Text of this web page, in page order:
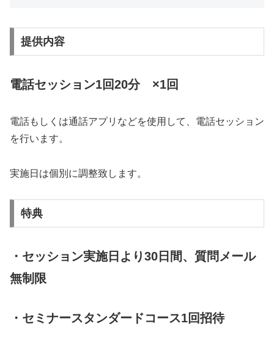
提供内容
電話セッション1回20分 ×1回
電話もしくは通話アプリなどを使用して、電話セッション
を行います。
実施日は個別に調整致します。
特典
・セッション実施日より30日間、質問メール
無制限
・セミナースタンダードコース1回招待